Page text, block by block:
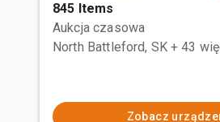
845 Items
Aukcja czasowa
North Battleford, SK + 43
Zobacz